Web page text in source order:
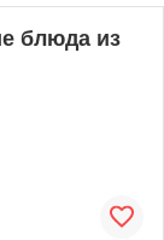
блюда из